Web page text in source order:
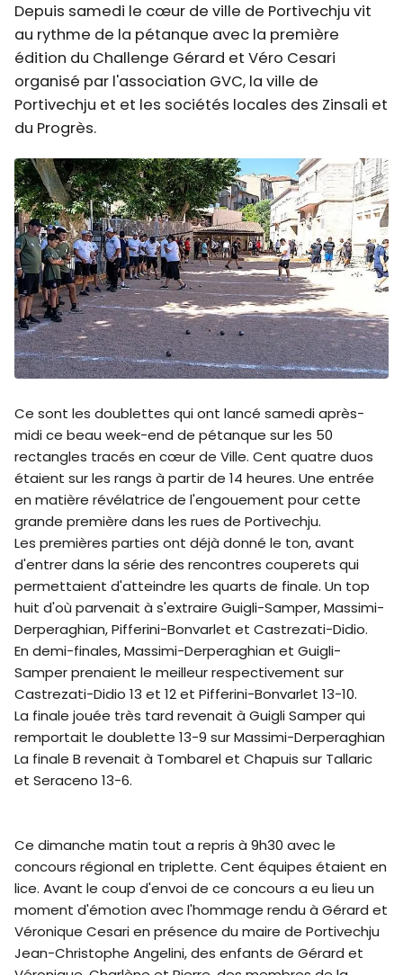
Depuis samedi le cœur de ville de Portivechju vit
au rythme de la pétanque avec la première
édition du Challenge Gérard et Véro Cesari
organisé par l'association GVC, la ville de
Portivechju et et les sociétés locales des Zinsali et
du Progrès.
Ce sont les doublettes qui ont lancé samedi après-
midi ce beau week-end de pétanque sur les 50
rectangles tracés en cœur de Ville. Cent quatre duos
étaient sur les rangs à partir de 14 heures. Une entrée
en matière révélatrice de l'engouement pour cette
grande première dans les rues de Portivechju.
Les premières parties ont déjà donné le ton, avant
d'entrer dans la série des rencontres couperets qui
permettaient d'atteindre les quarts de finale. Un top
huit d'où parvenait à s'extraire Guigli-Samper, Massimi-
Derperaghian, Pifferini-Bonvarlet et Castrezati-Didio.
En demi-finales, Massimi-Derperaghian et Guigli-
Samper prenaient le meilleur respectivement sur
Castrezati-Didio 13 et 12 et Pifferini-Bonvarlet 13-10.
La finale jouée très tard revenait à Guigli Samper qui
remportait le doublette 13-9 sur Massimi-Derperaghian
La finale B revenait à Tombarel et Chapuis sur Tallaric
et Seraceno 13-6.
Ce dimanche matin tout a repris à 9h30 avec le
concours régional en triplette. Cent équipes étaient en
lice. Avant le coup d'envoi de ce concours a eu lieu un
moment d'émotion avec l'hommage rendu à Gérard et
Véronique Cesari en présence du maire de Portivechju
Jean-Christophe Angelini, des enfants de Gérard et